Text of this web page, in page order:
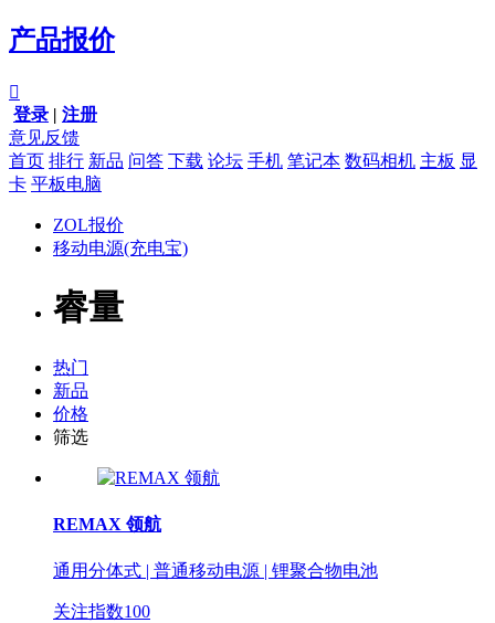
产品报价

登录 | 注册
意见反馈
首页 排行 新品 问答 下载 论坛 手机 笔记本 数码相机 主板 显
卡 平板电脑
ZOL报价
移动电源(充电宝)
睿量
热门
新品
价格
筛选
REMAX 领航
通用分体式 | 普通移动电源 | 锂聚合物电池
关注指数100